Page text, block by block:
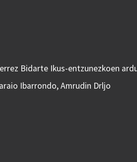
Bidarte Ikus-entzunezkoen
Ibarrondo, Amrudin Drljo